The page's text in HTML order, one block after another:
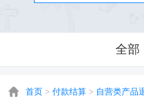
全部
首页 > 付款结算 > 自营类产品